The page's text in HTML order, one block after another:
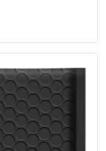
op het
waardoor